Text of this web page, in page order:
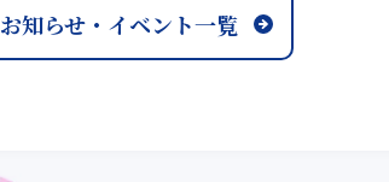
お知らせ・イベント一覧